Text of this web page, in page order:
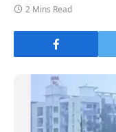
2 Mins Read